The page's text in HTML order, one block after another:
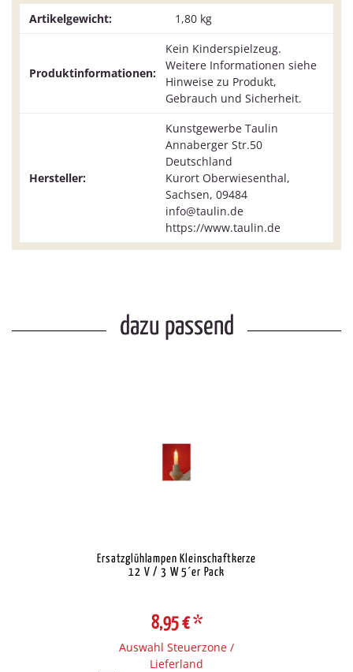
Artikelgewicht: 1,80 kg
Produktinformationen:
Kein Kinderspielzeug.
Weitere Informationen siehe
Hinweise zu Produkt,
Gebrauch und Sicherheit.
Hersteller:
Kunstgewerbe Taulin
Annaberger Str.50
Deutschland
Kurort Oberwiesenthal,
Sachsen, 09484
info@taulin.de
https://www.taulin.de
dazu passend
Ersatzglühlampen Kleinschaftkerze
12 V / 3 W 5´er Pack
8,95 €*
Auswahl Steuerzone /
Lieferland